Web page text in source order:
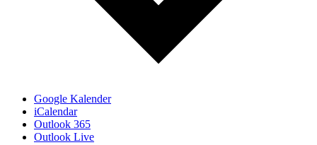
Google Kalender
iCalendar
Outlook 365
Outlook Live